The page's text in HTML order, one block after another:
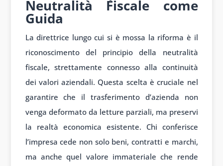
Neutralità Fiscale come
Guida
La direttrice lungo cui si è mossa la riforma è il
riconoscimento del principio della neutralità
fiscale, strettamente connesso alla continuità
dei valori aziendali. Questa scelta è cruciale nel
garantire che il trasferimento d’azienda non
venga deformato da letture parziali, ma preservi
la realtà economica esistente. Chi conferisce
l’impresa cede non solo beni, contratti e marchi,
ma anche quel valore immateriale che rende